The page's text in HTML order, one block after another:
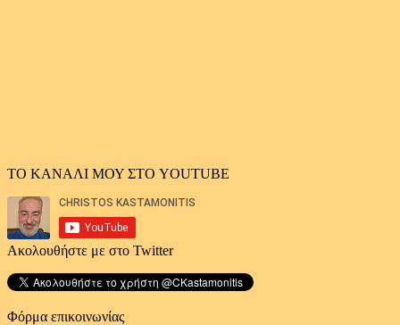
ΤΟ ΚΑΝΑΛΙ ΜΟΥ ΣΤΟ YOUTUBE
Ακολουθήστε με στο Twitter
Φόρμα επικοινωνίας